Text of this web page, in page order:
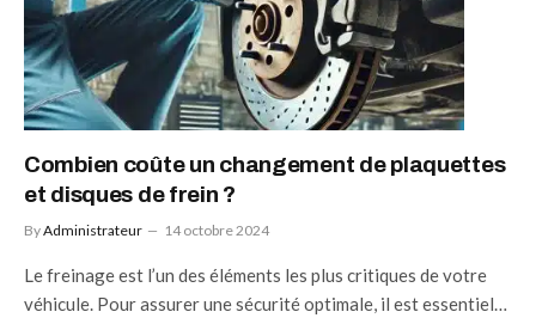
Combien coûte un changement de plaquettes
et disques de frein ?
ByAdministrateur 14 octobre 2024
Le freinage est l’un des éléments les plus critiques de votre
véhicule. Pour assurer une sécurité optimale, il est essentiel…